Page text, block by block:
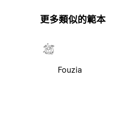
更多類似的範本
Fouzia